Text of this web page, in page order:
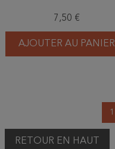
7,50 €
AJOUTER AU PANIER
1
RETOUR EN HAUT